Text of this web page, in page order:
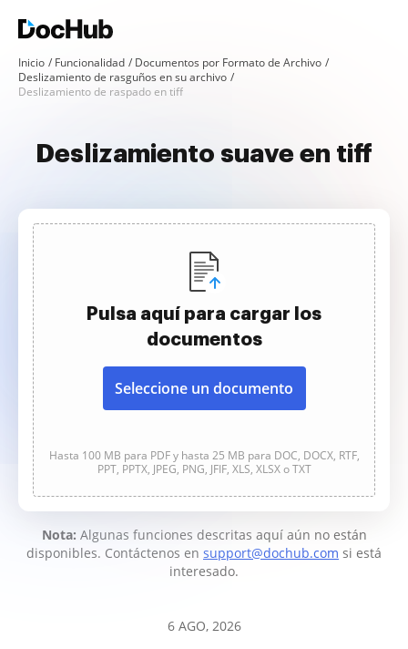
Inicio Funcionalidad
Documentos por Formato de Archivo
Deslizamiento de rasguños en su archivo
Deslizamiento de raspado en tiff
Deslizamiento suave en tiff
Pulsa aquí para cargar los
documentos
Seleccione un documento
Hasta 100 MB para PDF y hasta 25 MB para DOC, DOCX, RTF,
PPT, PPTX, JPEG, PNG, JFIF, XLS, XLSX o TXT
Nota: Algunas funciones descritas aquí aún no están
disponibles. Contáctenos en support@dochub.com si está
interesado.
6 AGO, 2026